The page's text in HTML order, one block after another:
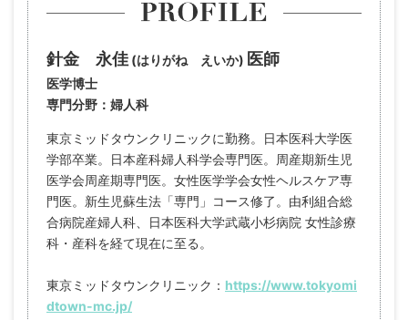
針金 永佳 (はりがね えいか) 医師
医学博士
専門分野：婦人科
東京ミッドタウンクリニックに勤務。日本医科大学医
学部卒業。日本産科婦人科学会専門医。周産期新生児
医学会周産期専門医。女性医学学会女性ヘルスケア専
門医。新生児蘇生法「専門」コース修了。由利組合総
合病院産婦人科、日本医科大学武蔵小杉病院 女性診療
科・産科を経て現在に至る。
東京ミッドタウンクリニック： https://www.tokyomi
dtown-mc.jp/